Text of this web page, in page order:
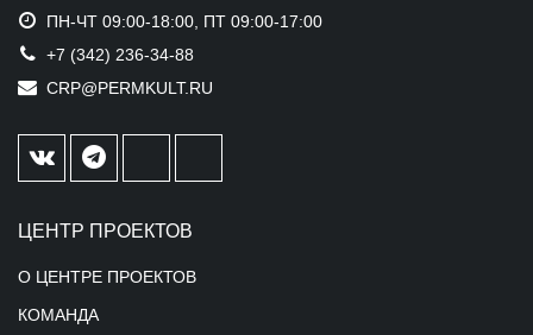
ПН-ЧТ 09:00-18:00, ПТ 09:00-17:00
+7 (342) 236-34-88
CRP@PERMKULT.RU
ЦЕНТР ПРОЕКТОВ
О ЦЕНТРЕ ПРОЕКТОВ
КОМАНДА